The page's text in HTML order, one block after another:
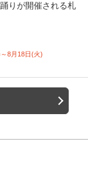
りが開催される札
8月18日(火)